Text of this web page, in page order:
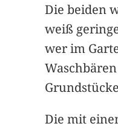
Die beiden
weiß
wer im
Die mit